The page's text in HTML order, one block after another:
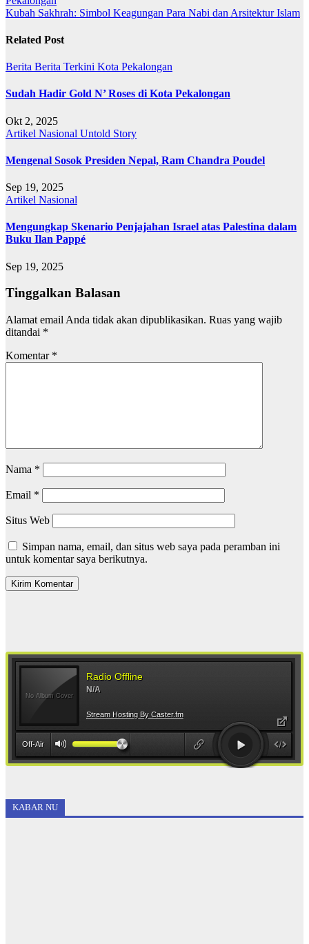
pos
Kubah Sakhrah: Simbol Keagungan Para Nabi dan Arsitektur Islam
Related Post
Berita Berita Terkini Kota Pekalongan
Sudah Hadir Gold N’ Roses di Kota Pekalongan
Okt 2, 2025
Artikel Nasional Untold Story
Mengenal Sosok Presiden Nepal, Ram Chandra Poudel
Sep 19, 2025
Artikel Nasional
Mengungkap Skenario Penjajahan Israel atas Palestina dalam
Buku Ilan Pappé
Sep 19, 2025
Tinggalkan Balasan
Alamat email Anda tidak akan dipublikasikan. Ruas yang wajib
ditandai *
Komentar *
Nama *
Email *
Situs Web
Simpan nama, email, dan situs web saya pada peramban ini
untuk komentar saya berikutnya.
KABAR NU